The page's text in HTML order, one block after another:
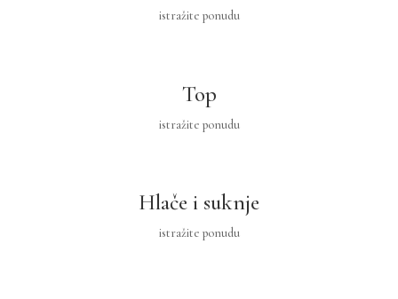
istražite ponudu
Top
istražite ponudu
Hlače i suknje
istražite ponudu